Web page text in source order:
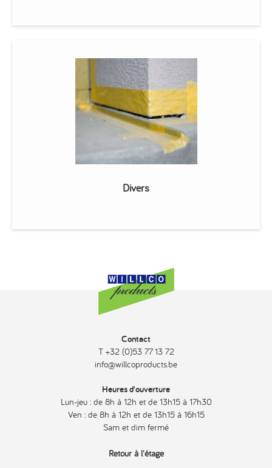
Divers
Contact
T +32 (0)53 77 13 72
info@willcoproducts.be
Heures d'ouverture
Lun-jeu : de 8h à 12h et de 13h15 à 17h30
Ven : de 8h à 12h et de 13h15 à 16h15
Sam et dim fermé
Retour à l'étage